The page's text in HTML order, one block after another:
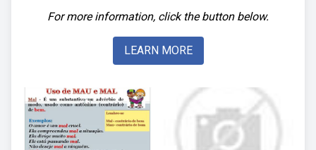
For more information, click the button below.
LEARN MORE